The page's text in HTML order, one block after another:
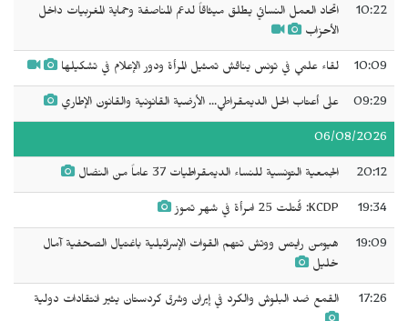
10:22
اتحاد العمل النسائي يطلق ميثاقاً لدعم المناصفة وحماية المغربيات داخل
الأحزاب
10:09 لقاء علمي في تونس يناقش تمثيل المرأة ودور الإعلام في تشكيلها
09:29 على أعتاب الحل الديمقراطي... الأرضية القانونية والقانون الإطاري
06/08/2026
20:12 الجمعية التونسية للنساء الديمقراطيات 37 عاماً من النضال
19:34 KCDP: قُتلت 25 امرأة في شهر تموز
19:09
هيومن رايتس ووتش تتهم القوات الإسرائيلية باغتيال الصحفية آمال
خليل
17:26 القمع ضد البلوش والكرد في إيران وشرق كردستان يثير انتقادات دولية